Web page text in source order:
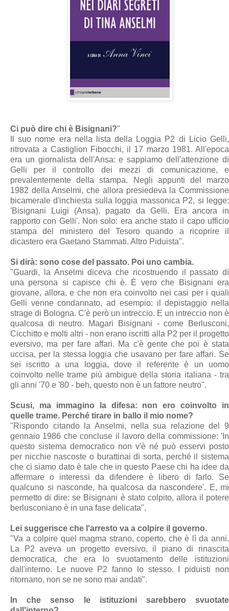
Ci può dire chi è Bisignani?"
Il suo nome era nella lista della Loggia P2 di Licio Gelli,
ritrovata a Castiglion Fibocchi, il 17 marzo 1981. All'epoca
era un giornalista dell'Ansa: e sappiamo dell'attenzione di
Gelli per il controllo dei mezzi di comunicazione, e
prevalentemente della stampa. Negli appunti del marzo
1982 della Anselmi, che allora presiedeva la Commissione
bicamerale d'inchiesta sulla loggia massonica P2, si legge:
'Bisignani Luigi (Ansa), pagato da Gelli. Era ancora in
rapporto con Gelli'. Non solo: era anche stato il capo ufficio
stampa del ministero del Tesoro quando a ricoprire il
dicastero era Gaetano Stammati. Altro Piduista".
Si dirà: sono cose del passato. Poi uno cambia.
"Guardi, la Anselmi diceva che ricostruendo il passato di
una persona si capisce chi è. È vero che Bisignani era
giovane, allora, e che non era coinvolto nei casi per i quali
Gelli venne condannato, ad esempio: il depistaggio nella
strage di Bologna. C'è però un intreccio. E un intreccio non è
qualcosa di neutro. Magari Bisignani - come Berlusconi,
Cicchitto e molti altri - non erano iscritti alla P2 per il progetto
eversivo, ma per fare affari. Ma c'è gente che poi è stata
uccisa, per la stessa loggia che usavano per fare affari. Se
sei iscritto a una loggia, dove il referente è un uomo
coinvolto nelle trame più ambigue della storia italiana - tra
gli anni '70 e '80 - beh, questo non è un fattore neutro".
Scusi, ma immagino la difesa: non ero coinvolto in
quelle trame. Perché tirare in ballo il mio nome?
"Rispondo citando la Anselmi, nella sua relazione del 9
gennaio 1986 che concluse il lavoro della commissione: 'In
questo sistema democratico non v'è né può esservi posto
per nicchie nascoste o burattinai di sorta, perché il sistema
che ci siamo dato è tale che in questo Paese chi ha idee da
affermare o interessi da difendere è libero di farlo. Se
qualcuno si nasconde, ha qualcosa da nascondere'. E, mi
permetto di dire: se Bisignani è stato colpito, allora il potere
berlusconiano è in una fase delicata".
Lei suggerisce che l'arresto va a colpire il governo.
"Va a colpire quel magma strano, coperto, che è lì da anni.
La P2 aveva un progetto eversivo, il piano di rinascita
democratica, che era lo svuotamento delle istituzioni
dall'interno. Le nuove P2 fanno lo stesso. I piduisti non
ritornano, non se ne sono mai andati".
In che senso le istituzioni sarebbero svuotate